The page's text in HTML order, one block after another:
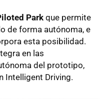
Park que permite
de forma autónoma, e
esta posibilidad.
en las
del prototipo,
Intelligent Driving.